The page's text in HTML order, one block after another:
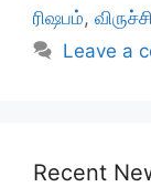
ரிஷபம்,
Leave a
Recent